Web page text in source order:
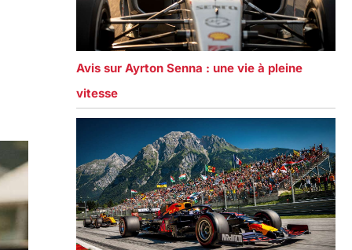
Avis sur Ayrton Senna : une vie à pleine
vitesse